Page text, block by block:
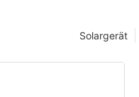
Solargerät